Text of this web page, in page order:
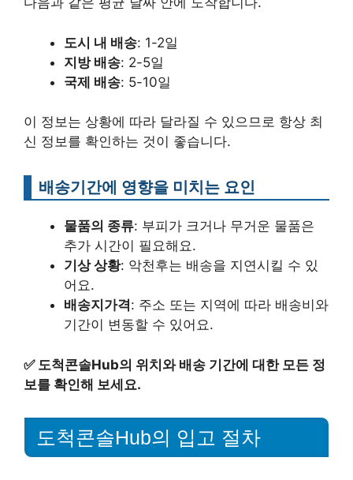
도시 내 배송: 1-2일
지방 배송: 2-5일
국제 배송: 5-10일
이 정보는 상황에 따라 달라질 수 있으므로 항상 최
신 정보를 확인하는 것이 좋습니다.
배송기간에 영향을 미치는 요인
물품의 종류: 부피가 크거나 무거운 물품은
추가 시간이 필요해요.
기상 상황: 악천후는 배송을 지연시킬 수 있
어요.
배송지가격: 주소 또는 지역에 따라 배송비와
기간이 변동할 수 있어요.
✅ 도척콘솔Hub의 위치와 배송 기간에 대한 모든 정
보를 확인해 보세요.
도척콘솔Hub의 입고 절차